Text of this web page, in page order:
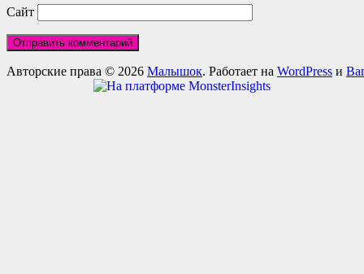
Сайт
Авторские права © 2026 Малышок. Работает на WordPress и